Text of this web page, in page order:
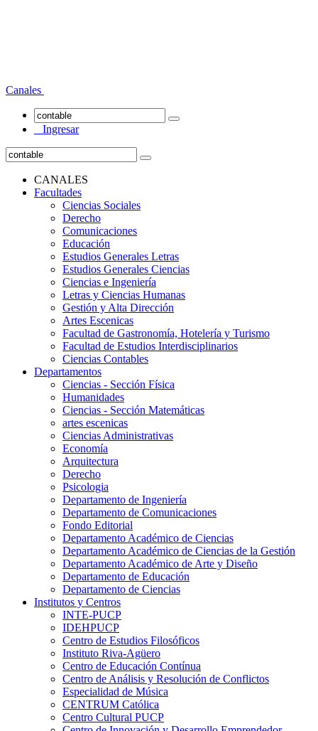
Canales
Ingresar
CANALES
Facultades
Ciencias Sociales
Derecho
Comunicaciones
Educación
Estudios Generales Letras
Estudios Generales Ciencias
Ciencias e Ingeniería
Letras y Ciencias Humanas
Gestión y Alta Dirección
Artes Escenicas
Facultad de Gastronomía, Hotelería y Turismo
Facultad de Estudios Interdisciplinarios
Ciencias Contables
Departamentos
Ciencias - Sección Física
Humanidades
Ciencias - Sección Matemáticas
artes escenicas
Ciencias Administrativas
Economía
Arquitectura
Derecho
Psicologia
Departamento de Ingeniería
Departamento de Comunicaciones
Fondo Editorial
Departamento Académico de Ciencias
Departamento Académico de Ciencias de la Gestión
Departamento Académico de Arte y Diseño
Departamento de Educación
Departamento de Ciencias
Institutos y Centros
INTE-PUCP
IDEHPUCP
Centro de Estudios Filosóficos
Instituto Riva-Agüero
Centro de Educación Contínua
Centro de Análisis y Resolución de Conflictos
Especialidad de Música
CENTRUM Católica
Centro Cultural PUCP